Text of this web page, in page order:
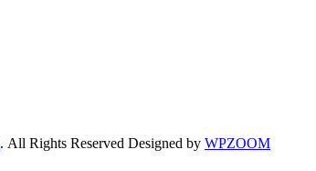
. All Rights Reserved Designed by WPZOOM